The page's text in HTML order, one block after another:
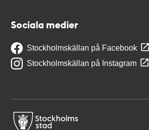
Sociala medier
Stockholmskällan på Facebook
Stockholmskällan på Instagram